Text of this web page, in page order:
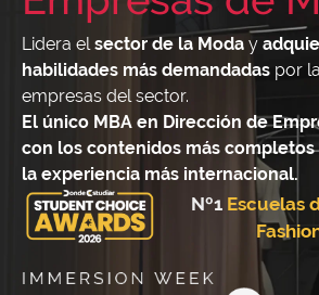
Lidera elsector de la Moda y
habilidades más demandadas por
empresas del sector.
El único MBA en Dirección de
con los contenidos más completos
la experiencia más internacional.
Nº1Escuelas